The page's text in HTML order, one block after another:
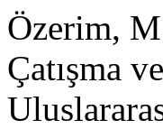
Özerim,
Çatışma